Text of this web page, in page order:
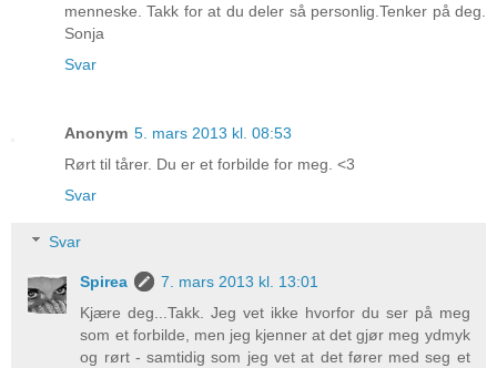
menneske. Takk for at du deler så personlig.Tenker på deg.
Sonja
Svar
Anonym 5. mars 2013 kl. 08:53
Rørt til tårer. Du er et forbilde for meg. <3
Svar
Svar
Spirea
7. mars 2013 kl. 13:01
Kjære deg...Takk. Jeg vet ikke hvorfor du ser på meg
som et forbilde, men jeg kjenner at det gjør meg ydmyk
og rørt - samtidig som jeg vet at det fører med seg et